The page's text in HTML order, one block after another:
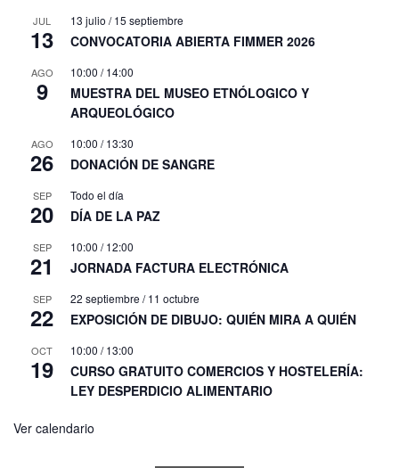
JUL
13
13 julio /15 septiembre
CONVOCATORIA ABIERTA FIMMER 2026
AGO
9
10:00 /14:00
MUESTRA DEL MUSEO ETNÓLOGICO Y
ARQUEOLÓGICO
AGO
26
10:00 /13:30
DONACIÓN DE SANGRE
SEP
20
Todo el día
DÍA DE LA PAZ
SEP
21
10:00 /12:00
JORNADA FACTURA ELECTRÓNICA
SEP
22
22 septiembre /11 octubre
EXPOSICIÓN DE DIBUJO: QUIÉN MIRA A QUIÉN
OCT
19
10:00 /13:00
CURSO GRATUITO COMERCIOS Y HOSTELERÍA:
LEY DESPERDICIO ALIMENTARIO
Ver calendario